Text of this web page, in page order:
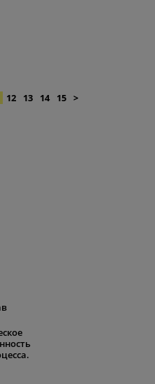
12 13 14 15 >